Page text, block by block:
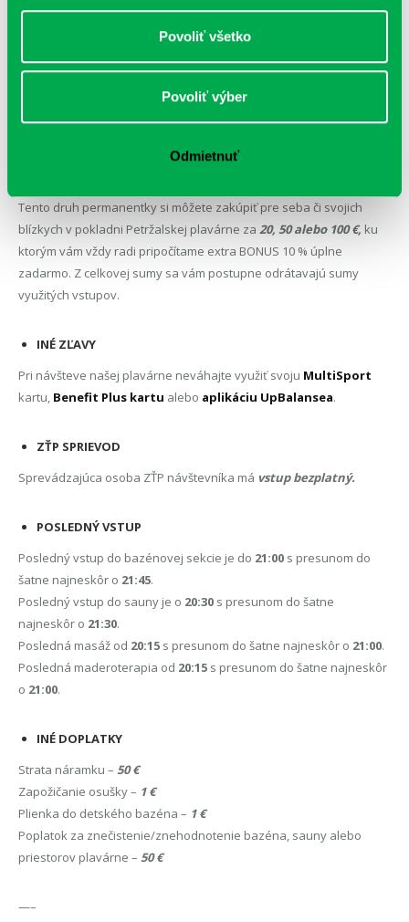
Povoliť všetko
Povoliť výber
Odmietnuť
10 VSTUPOV RELAX (120 min.) –95€
Platnosť 12 mesiacov. O ich ďalšie dobitie rovnakou sumou stačí
kedykoľvek požiadať našich kolegov a kolegyne na recepcii.
Tento druh permanentky si môžete zakúpiť pre seba či svojich
blízkych v pokladni Petržalskej plavárne za 20, 50 alebo 100 €, ku
ktorým vám vždy radi pripočítame extra BONUS 10 % úplne
zadarmo. Z celkovej sumy sa vám postupne odrátavajú sumy
využitých vstupov.
INÉ ZĽAVY
Pri návšteve našej plavárne neváhajte využiť svoju MultiSport
kartu, Benefit Plus kartu alebo aplikáciu UpBalansea.
ZŤP SPRIEVOD
Sprevádzajúca osoba ZŤP návštevníka má vstup bezplatný.
POSLEDNÝ VSTUP
Posledný vstup do bazénovej sekcie je do 21:00 s presunom do
šatne najneskôr o 21:45.
Posledný vstup do sauny je o 20:30 s presunom do šatne
najneskôr o 21:30.
Posledná masáž od 20:15 s presunom do šatne najneskôr o 21:00.
Posledná maderoterapia od 20:15 s presunom do šatne najneskôr
o 21:00.
INÉ DOPLATKY
Strata náramku – 50 €
Zapožičanie osušky – 1 €
Plienka do detského bazéna – 1 €
Poplatok za znečistenie/znehodnotenie bazéna, sauny alebo
priestorov plavárne – 50 €
—–